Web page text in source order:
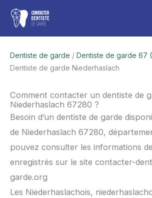
Aller
contenu
Dentiste de garde / Dentiste de garde 67
Dentiste de garde Niederhaslach
Comment contacter un dentiste de
Niederhaslach 67280 ?
Besoin d’un dentiste de garde
de Niederhaslach 67280,
pouvez consulter les informations
enregistrés sur le site contacter-
garde.org
Les Niederhaslachois,